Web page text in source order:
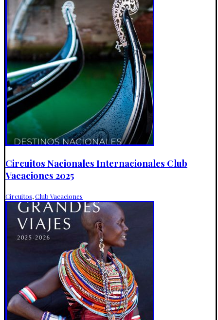
Circuitos Nacionales Internacionales Club
Vacaciones 2025
Circuitos,Club Vacaciones